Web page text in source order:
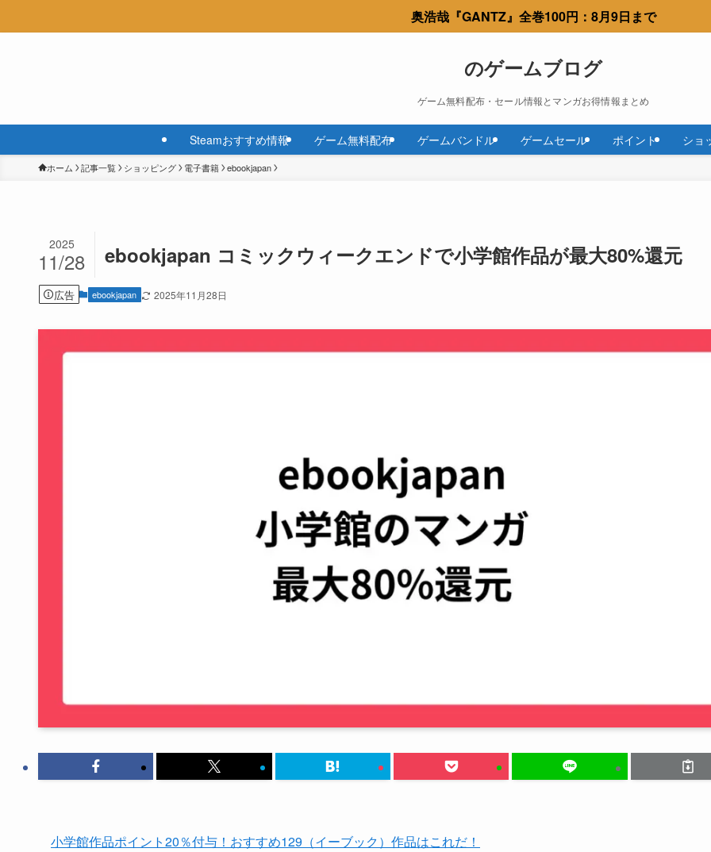
奥浩哉『GANTZ』全巻100円：8月9日まで
のゲームブログ
ゲーム無料配布・セール情報とマンガお得情報まとめ
Steamおすすめ情報 ゲーム無料配布 ゲームバンドル ゲームセール ポイント ショ
ホーム 記事一覧 ショッピング 電子書籍 ebookjapan
ebookjapan コミックウィークエンドで小学館作品が最大80%還元
2025
11/28
広告 ebookjapan 2025年11月28日
小学館作品ポイント20％付与！おすすめ129（イーブック）作品はこれだ！